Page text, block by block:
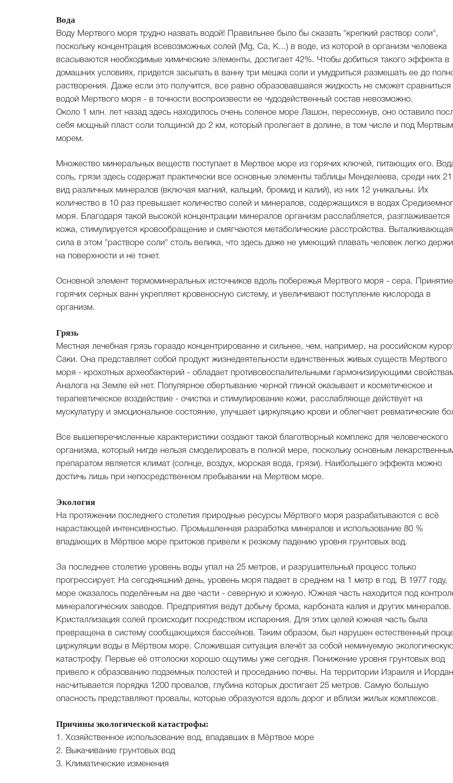
Вода
Воду Мертвого моря трудно назвать водой! Правильнее было бы сказать "крепкий раствор соли",
поскольку концентрация всевозможных солей (Mg, Ca, K...) в воде, из которой в организм человека
всасываются необходимые химические элементы, достигает 42%. Чтобы добиться такого эффекта в
домашних условиях, придется засыпать в ванну три мешка соли и умудриться размешать ее до
растворения. Даже если это получится, все равно образовавшаяся жидкость не сможет сравниться
водой Мертвого моря - в точности воспроизвести ее чудодейственный состав невозможно.
Около 1 млн. лет назад здесь находилось очень соленое море Лашон, пересохнув, оно оставило
себя мощный пласт соли толщиной до 2 км, который пролегает в долине, в том числе и под Мертвым
морем.
Множество минеральных веществ поступает в Мертвое море из горячих ключей, питающих его.
соль, грязи здесь содержат практически все основные элементы таблицы Менделеева, среди них 21
вид различных минералов (включая магний, кальций, бромид и калий), из них 12 уникальны. Их
количество в 10 раз превышает количество солей и минералов, содержащихся в водах
моря. Благодаря такой высокой концентрации минералов организм расслабляется, разглаживается
кожа, стимулируется кровообращение и смягчаются метаболические расстройства. Выталкивающая
сила в этом "растворе соли" столь велика, что здесь даже не умеющий плавать человек легко
на поверхности и не тонет.
Основной элемент термоминеральных источников вдоль побережья Мертвого моря - сера. Принятие
горячих серных ванн укрепляет кровеносную систему, и увеличивают поступление кислорода в
организм.
Грязь
Местная лечебная грязь гораздо концентрированне и сильнее, чем, например, на российском
Саки. Она представляет собой продукт жизнедеятельности единственных живых существ Мертвого
моря - крохотных археобактерий - обладает противовоспалительными гармонизирующими
Аналога на Земле ей нет. Популярное обертывание черной глиной оказывает и косметическое и
терапевтическое воздействие - очистка и стимулирование кожи, расслабляюще действует на
мускулатуру и эмоциональное состояние, улучшает циркуляцию крови и облегчает ревматические
Все вышеперечисленные характеристики создают такой благотворный комплекс для человеческого
организма, который нигде нельзя смоделировать в полной мере, поскольку основным
препаратом является климат (солнце, воздух, морская вода, грязи). Наибольшего эффекта можно
достичь лишь при непосредственном пребывании на Мертвом море.
Экология
На протяжении последнего столетия природные ресурсы Мёртвого моря разрабатываются с всё
нарастающей интенсивностью. Промышленная разработка минералов и использование 80 %
впадающих в Мёртвое море притоков привели к резкому падению уровня грунтовых вод.
За последнее столетие уровень воды упал на 25 метров, и разрушительный процесс только
прогрессирует. На сегодняшний день, уровень моря падает в среднем на 1 метр в год. В 1977 году,
море оказалось поделённым на две части - северную и южную. Южная часть находится под
минералогических заводов. Предприятия ведут добычу брома, карбоната калия и других минералов.
Кристаллизация солей происходит посредством испарения. Для этих целей южная часть была
превращена в систему сообщающихся бассейнов. Таким образом, был нарушен естественный
циркуляции воды в Мёртвом море. Сложившая ситуация влечёт за собой неминуемую
катастрофу. Первые её отголоски хорошо ощутимы уже сегодня. Понижение уровня грунтовых вод
привело к образованию подземных полостей и проседанию почвы. На территории Израиля и
насчитывается порядка 1200 провалов, глубина которых достигает 25 метров. Самую большую
опасность представляют провалы, которые образуются вдоль дорог и вблизи жилых комплексов.
Причины экологической катастрофы:
1. Хозяйственное использование вод, впадавших в Мёртвое море
2. Выкачивание грунтовых вод
3. Климатические изменения